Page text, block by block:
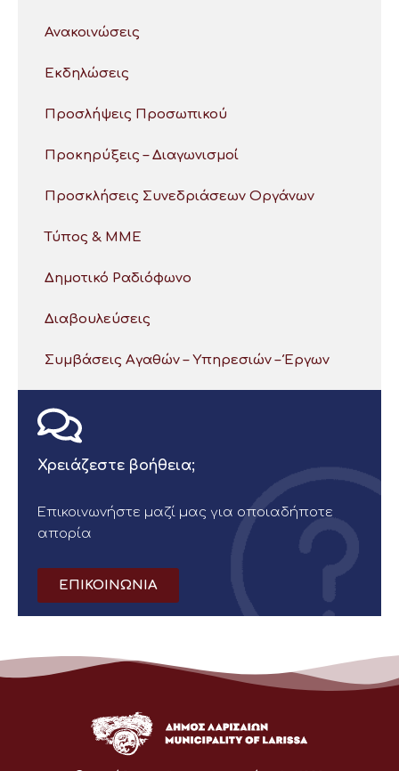
Ανακοινώσεις
Εκδηλώσεις
Προσλήψεις Προσωπικού
Προκηρύξεις – Διαγωνισμοί
Προσκλήσεις Συνεδριάσεων Οργάνων
Τύπος & ΜΜΕ
Δημοτικό Ραδιόφωνο
Διαβουλεύσεις
Συμβάσεις Αγαθών – Υπηρεσιών – Έργων
Χρειάζεστε βοήθεια;
Επικοινωνήστε μαζί μας για οποιαδήποτε
απορία
ΕΠΙΚΟΙΝΩΝΙΑ